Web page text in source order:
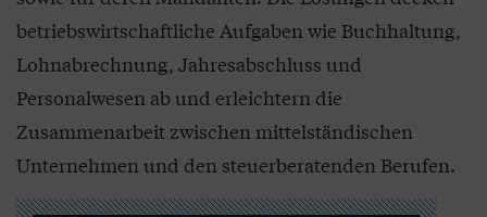
betriebswirtschaftliche Aufgaben wie Buchhaltung,
Lohnabrechnung, Jahresabschluss und
Personalwesen ab und erleichtern die
Zusammenarbeit zwischen mittelständischen
Unternehmen und den steuerberatenden Berufen.